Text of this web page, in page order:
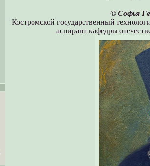
© Софья
Костромской государственный
аспирант кафедры